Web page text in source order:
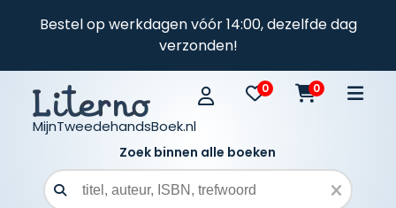
Bestel op werkdagen vóór 14:00, dezelfde dag
verzonden!
MijnTweedehandsBoek.nl
0 0
Zoek binnen alle boeken
Zoekveld